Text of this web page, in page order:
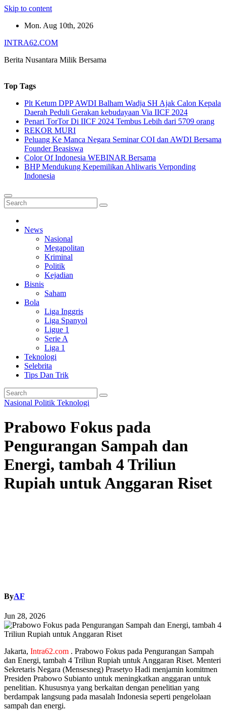
Skip to content
Mon. Aug 10th, 2026
INTRA62.COM
Berita Nusantara Milik Bersama
Top Tags
Plt Ketum DPP AWDI Balham Wadja SH Ajak Calon Kepala
Daerah Peduli Gerakan kebudayaan Via IICF 2024
Penari TorTor Di IICF 2024 Tembus Lebih dari 5709 orang
REKOR MURI
Peluang Ke Manca Negara Seminar COI dan AWDI Bersama
Founder Beasiswa
Color Of Indonesia WEBINAR Bersama
BHP Mendukung Kepemilikan Ahliwaris Verponding
Indonesia
News
Nasional
Megapolitan
Kriminal
Politik
Kejadian
Bisnis
Saham
Bola
Liga Inggris
Liga Spanyol
Ligue 1
Serie A
Liga 1
Teknologi
Selebrita
Tips Dan Trik
Nasional Politik Teknologi
Prabowo Fokus pada
Pengurangan Sampah dan
Energi, tambah 4 Triliun
Rupiah untuk Anggaran Riset
ByAF
Jun 28, 2026
Jakarta, Intra62.com . Prabowo Fokus pada Pengurangan Sampah
dan Energi, tambah 4 Triliun Rupiah untuk Anggaran Riset. Menteri
Sekretaris Negara (Mensesneg) Prasetyo Hadi menjamin komitmen
Presiden Prabowo Subianto untuk meningkatkan anggaran untuk
penelitian. Khususnya yang berkaitan dengan penelitian yang
berdampak langsung pada masalah Indonesia seperti pengelolaan
sampah dan energi.